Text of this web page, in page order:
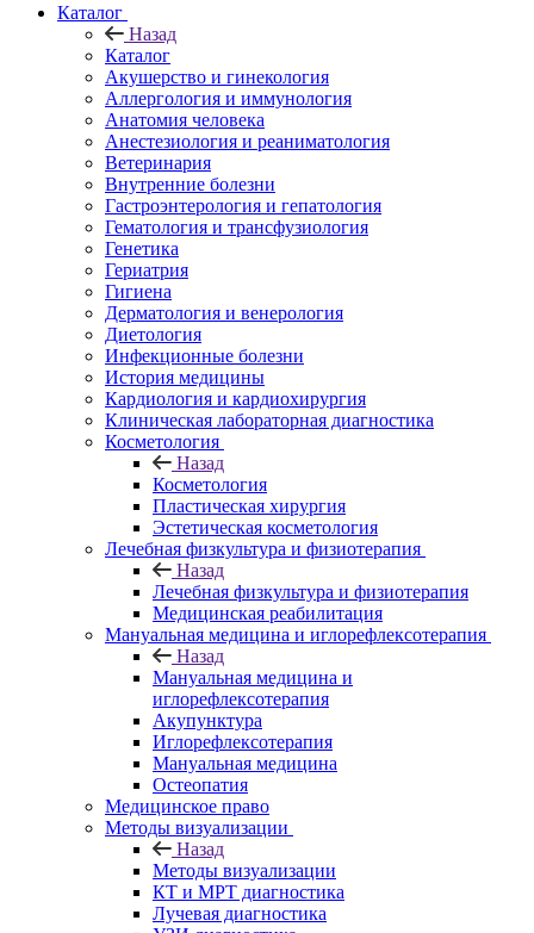
Каталог
Назад
Каталог
Акушерство и гинекология
Аллергология и иммунология
Анатомия человека
Анестезиология и реаниматология
Ветеринария
Внутренние болезни
Гастроэнтерология и гепатология
Гематология и трансфузиология
Генетика
Гериатрия
Гигиена
Дерматология и венерология
Диетология
Инфекционные болезни
История медицины
Кардиология и кардиохирургия
Клиническая лабораторная диагностика
Косметология
Назад
Косметология
Пластическая хирургия
Эстетическая косметология
Лечебная физкультура и физиотерапия
Назад
Лечебная физкультура и физиотерапия
Медицинская реабилитация
Мануальная медицина и иглорефлексотерапия
Назад
Мануальная медицина и
иглорефлексотерапия
Акупунктура
Иглорефлексотерапия
Мануальная медицина
Остеопатия
Медицинское право
Методы визуализации
Назад
Методы визуализации
КТ и МРТ диагностика
Лучевая диагностика